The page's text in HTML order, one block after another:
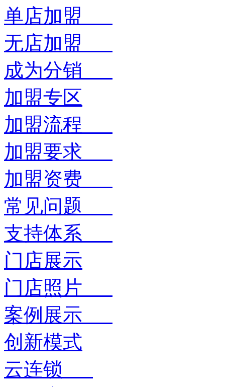
单店加盟
无店加盟
成为分销
加盟专区
加盟流程
加盟要求
加盟资费
常见问题
支持体系
门店展示
门店照片
案例展示
创新模式
云连锁